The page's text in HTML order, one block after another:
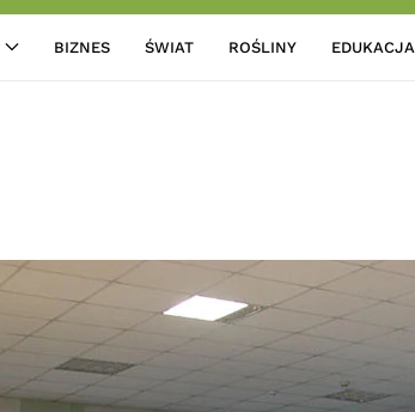
BIZNES ŚWIAT ROŚLINY EDUKACJA